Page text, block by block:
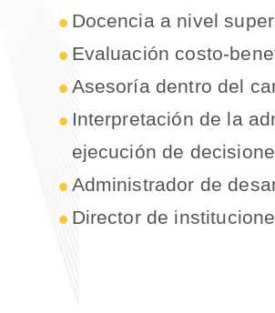
Docencia a nivel
Evaluación costo-
Asesoría dentro del
Interpretación de la
ejecución de
Administrador de
Director de